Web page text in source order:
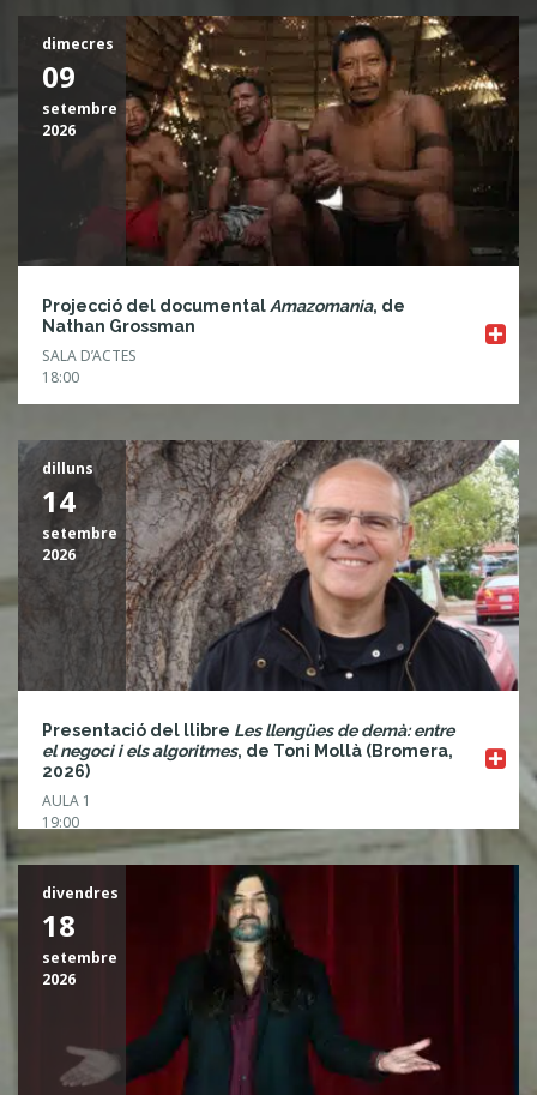
dimecres
09
setembre
2026
Projecció del documental Amazomania, de
Nathan Grossman
SALA D’ACTES
18:00
dilluns
14
setembre
2026
Presentació del llibre Les llengües de demà: entre
el negoci i els algoritmes, de Toni Mollà (Bromera,
2026)
AULA 1
19:00
divendres
18
setembre
2026